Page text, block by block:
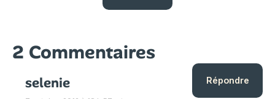
2 Commentaires
selenie Répondre